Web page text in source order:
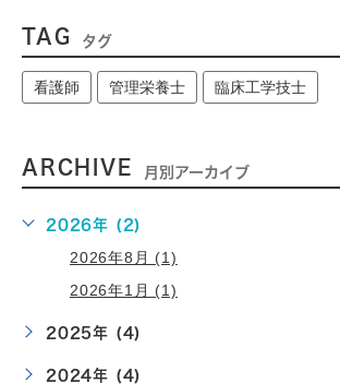
TAG タグ
看護師 管理栄養士 臨床工学技士
ARCHIVE 月別アーカイブ
2026年 (2)
2026年8月 (1)
2026年1月 (1)
2025年 (4)
2024年 (4)